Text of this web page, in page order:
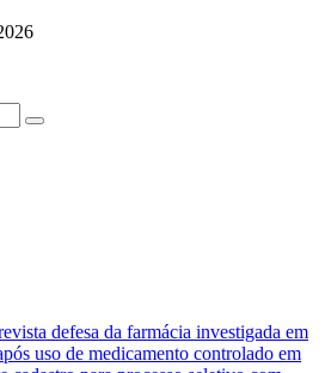
defesa da farmácia investigada em
uso de medicamento controlado em